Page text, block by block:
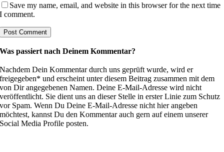
Save my name, email, and website in this browser for the next time
I comment.
Was passiert nach Deinem Kommentar?
Nachdem Dein Kommentar durch uns geprüft wurde, wird er
freigegeben* und erscheint unter diesem Beitrag zusammen mit dem
von Dir angegebenen Namen. Deine E-Mail-Adresse wird nicht
veröffentlicht. Sie dient uns an dieser Stelle in erster Linie zum Schutz
vor Spam. Wenn Du Deine E-Mail-Adresse nicht hier angeben
möchtest, kannst Du den Kommentar auch gern auf einem unserer
Social Media Profile posten.